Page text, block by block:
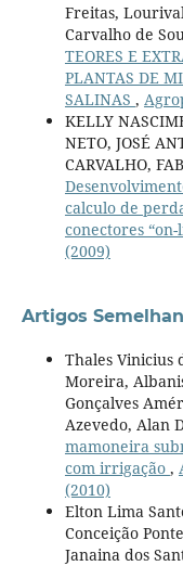
Freitas,
Carvalho de
TEORES E
PLANTAS DE
SALINAS ,
KELLY
NETO, JOSÉ
CARVALHO,
calculo de
conectores “on-
(2009)
Artigos
Thales Vinicius
Moreira,
Gonçalves
Azevedo, Alan
mamoneira
com irrigação ,
(2010)
Elton Lima
Conceição
Janaina dos